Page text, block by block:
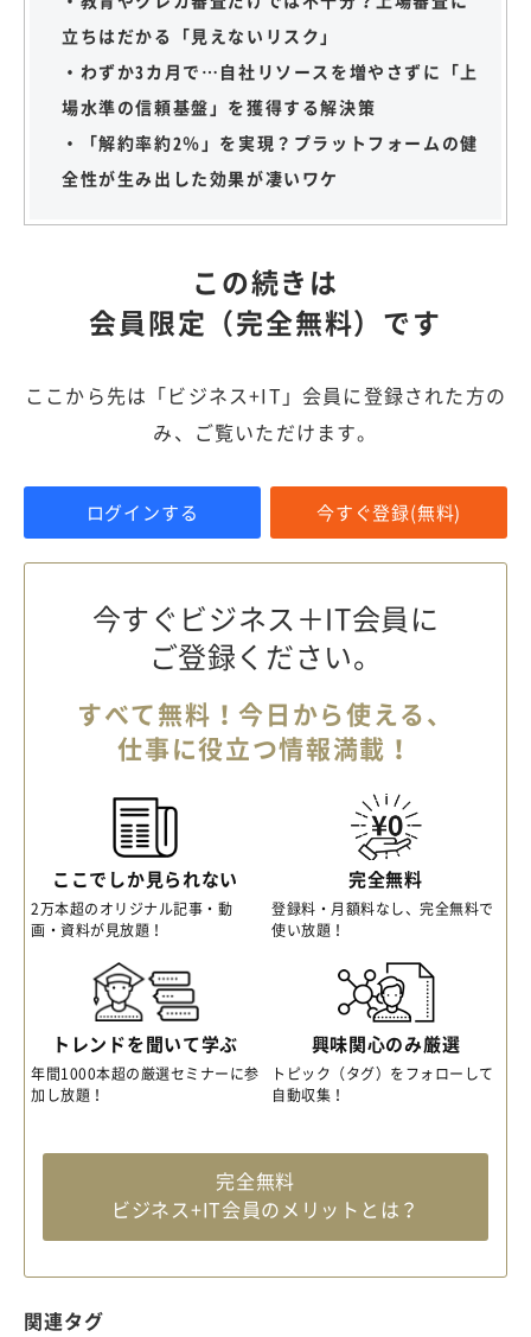
立ちはだかる「見えないリスク」
・わずか3カ月で…自社リソースを増やさずに「上
場水準の信頼基盤」を獲得する解決策
・「解約率約2％」を実現？プラットフォームの健
全性が生み出した効果が凄いワケ
この続きは
会員限定（完全無料）です
ここから先は「ビジネス+IT」会員に登録された方の
み、ご覧いただけます。
ログインする 今すぐ登録(無料)
今すぐビジネス＋IT会員に
ご登録ください。
すべて無料！今日から使える、
仕事に役立つ情報満載！
ここでしか見られない
2万本超のオリジナル記事・動
画・資料が見放題！
完全無料
登録料・月額料なし、完全無料で
使い放題！
トレンドを聞いて学ぶ
年間1000本超の厳選セミナーに参
加し放題！
興味関心のみ厳選
トピック（タグ）をフォローして
自動収集！
完全無料
ビジネス+IT会員のメリットとは？
関連タグ